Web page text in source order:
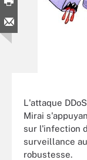
L'attaque
Mirai
sur l'infection
surveillance
robustesse.